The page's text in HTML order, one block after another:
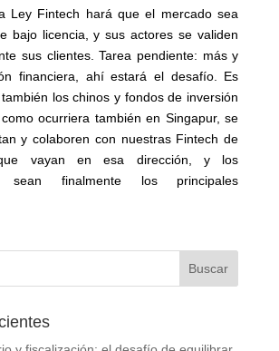
Ley Fintech hará que el mercado sea
bajo licencia, y sus actores se validen
sus clientes. Tarea pendiente: más y
financiera, ahí estará el desafío. Es
los chinos y fondos de inversión
ocurriera también en Singapur, se
y colaboren con nuestras Fintech de
vayan en esa dirección, y los
sean finalmente los principales